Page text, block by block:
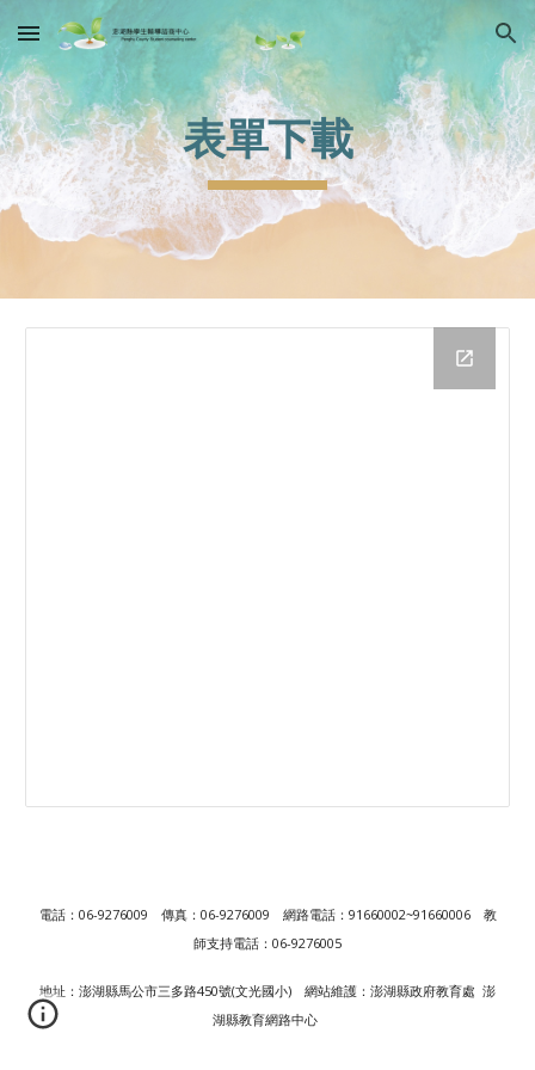
Skip to main content Skip to navigation
表單下載
電話：06-9276009 傳真：06-9276009
網路電話：91660002~91660006 教
師支持電話：06-9276005
地址：澎湖縣馬公市三多路450號(文光國小) 網站維護：澎湖縣政府教育處 澎
湖縣教育網路中心